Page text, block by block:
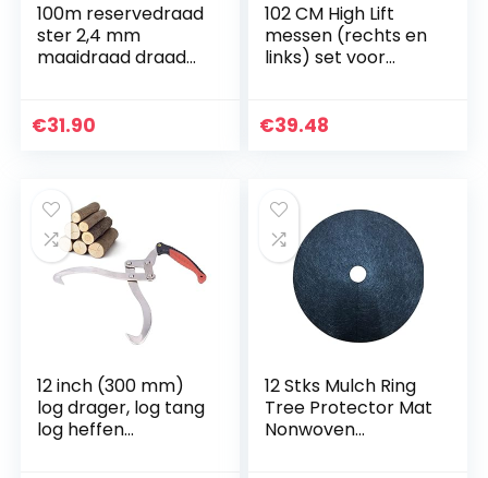
100m reservedraad
ster 2,4 mm
maaidraad draad
bosmaaier
€31.90
102 CM High Lift
messen (rechts en
links) set voor
Viking Twin Cut + 2
€39.48
12 inch (300 mm)
log drager, log tang
log heffen
12 Stks Mulch Ring
Tree Protector Mat
Nonwoven